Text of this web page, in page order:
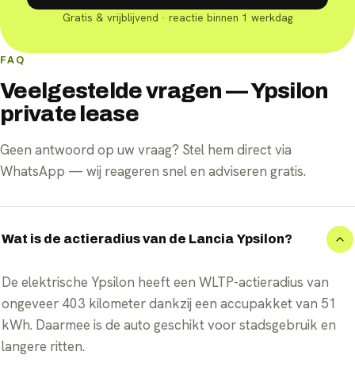
Gratis & vrijblijvend · reactie binnen 1 werkdag
FAQ
Veelgestelde vragen — Ypsilon
private lease
Geen antwoord op uw vraag? Stel hem direct via
WhatsApp — wij reageren snel en adviseren gratis.
Wat is de actieradius van de Lancia Ypsilon?
De elektrische Ypsilon heeft een WLTP-actieradius van
ongeveer 403 kilometer dankzij een accupakket van 51
kWh. Daarmee is de auto geschikt voor stadsgebruik en
langere ritten.